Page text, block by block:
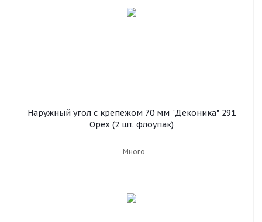
Наружный угол с крепежом 70 мм "Деконика" 291
Орех (2 шт. флоупак)
Много